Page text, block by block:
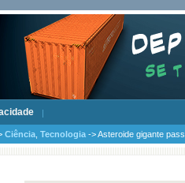
Ciência Tecnologia -> Asteroide gigante